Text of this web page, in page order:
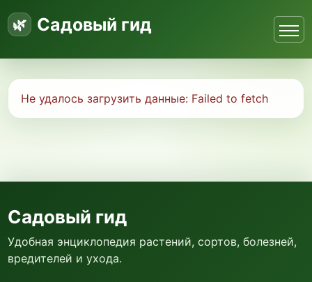
Садовый гид
Не удалось загрузить данные: Failed to fetch
Садовый гид
Удобная энциклопедия растений, сортов, болезней,
вредителей и ухода.